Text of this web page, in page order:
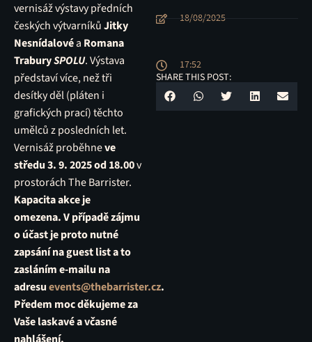
18/08/2025
17:52
SHARE THIS POST:
vernisáž výstavy předních
českých výtvarníkůJitky
Nesnídalovéa Romana
TraburySPOLU. Výstava
představí více, než tři
desítky děl (pláten i
grafických prací) těchto
umělců z posledních let.
Vernisáž proběhneve
středu 3. 9. 2025 od 18.00v
prostorách The Barrister.
Kapacita akce je
omezena. V případě zájmu
o účast je proto nutné
zapsání na guest list a to
zasláním e-mailu na
adresuevents@thebarrister.cz.
Předem moc děkujeme za
Vaše laskavé a včasné